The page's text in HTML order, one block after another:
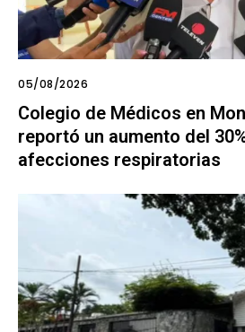
05/08/2026
Colegio de Médicos en
reportó un aumento del
afecciones respiratorias